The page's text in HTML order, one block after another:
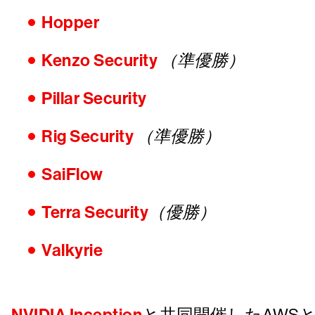
Hopper
Kenzo Security
（準優勝）
Pillar Security
Rig Security
（準優勝）
SaiFlow
Terra Security （優勝）
Valkyrie